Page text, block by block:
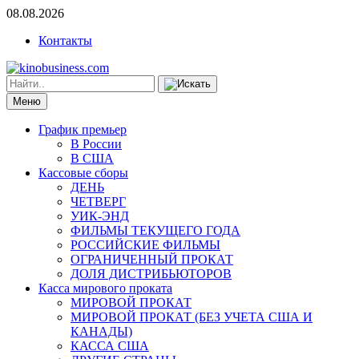
08.08.2026
Контакты
Меню
График премьер
В России
В США
Кассовые сборы
ДЕНЬ
ЧЕТВЕРГ
УИК-ЭНД
ФИЛЬМЫ ТЕКУЩЕГО ГОДА
РОССИЙСКИЕ ФИЛЬМЫ
ОГРАНИЧЕННЫЙ ПРОКАТ
ДОЛЯ ДИСТРИБЬЮТОРОВ
Касса мирового проката
МИРОВОЙ ПРОКАТ
МИРОВОЙ ПРОКАТ (БЕЗ УЧЕТА США И
КАНАДЫ)
КАССА США